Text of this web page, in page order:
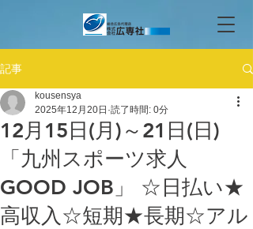
記事
12月15日(月)～21日(日)
「九州スポーツ求人
GOOD JOB」 ☆日払い★
高収入☆短期★長期☆アル
kousensya
2025年12月20日 読了時間: 0分